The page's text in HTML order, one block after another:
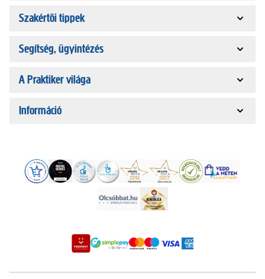
Szakértői tippek
Segítség, ügyintézés
A Praktiker világa
Információ